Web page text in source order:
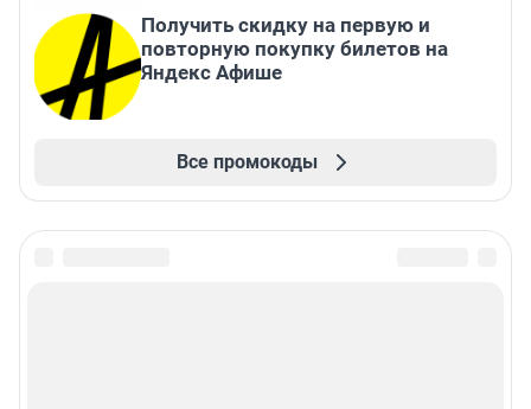
Получить скидку на первую и
повторную покупку билетов на
Яндекс Афише
Все промокоды